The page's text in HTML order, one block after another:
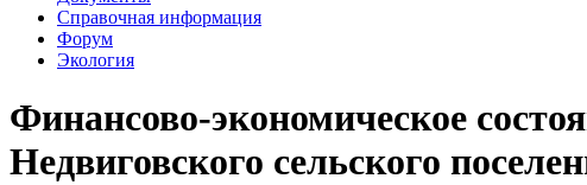
Справочная информация
Форум
Экология
Финансово-экономическое
Недвиговского сельского